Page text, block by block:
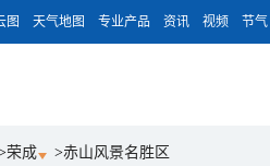
图 天气地图 专业产品 资讯 视频 节气
荣成 >赤山风景名胜区